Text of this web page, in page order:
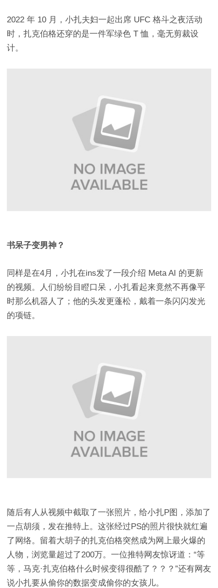
2022 年 10 月，小扎夫妇一起出席 UFC 格斗之夜活动
时，扎克伯格还穿的是一件军绿色 T 恤，毫无剪裁设
计。
书呆子变男神？
同样是在4月，小扎在ins发了一段介绍 Meta AI 的更新
的视频。人们纷纷目瞪口呆，小扎看起来竟然不再像平
时那么机器人了；他的头发更蓬松，戴着一条闪闪发光
的项链。
随后有人从视频中截取了一张照片，给小扎P图，添加了
一点胡须，发在推特上。这张经过PS的照片很快就红遍
了网络。留着大胡子的扎克伯格突然成为网上最火爆的
人物，浏览量超过了200万。一位推特网友惊讶道：“等
等，马克·扎克伯格什么时候变得很酷了？？？”还有网友
说小扎要从偷你的数据变成偷你的女孩儿。